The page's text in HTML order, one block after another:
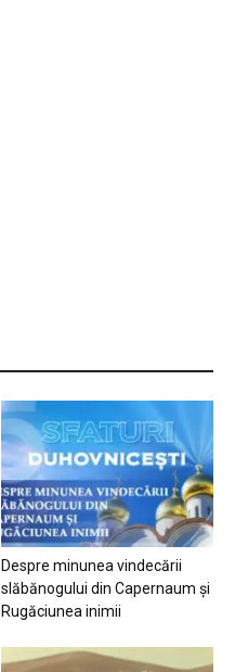
Despre minunea vindecării
slăbănogului din Capernaum și
Rugăciunea inimii